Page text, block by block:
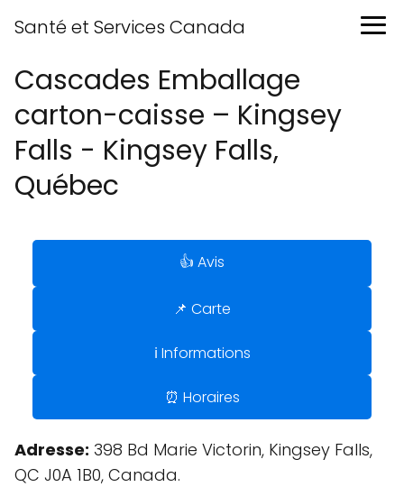
Santé et Services Canada
Cascades Emballage
carton-caisse – Kingsey
Falls - Kingsey Falls,
Québec
👍 Avis
📌 Carte
ℹ️ Informations
⏰ Horaires
Adresse: 398 Bd Marie Victorin, Kingsey Falls,
QC J0A 1B0, Canada.